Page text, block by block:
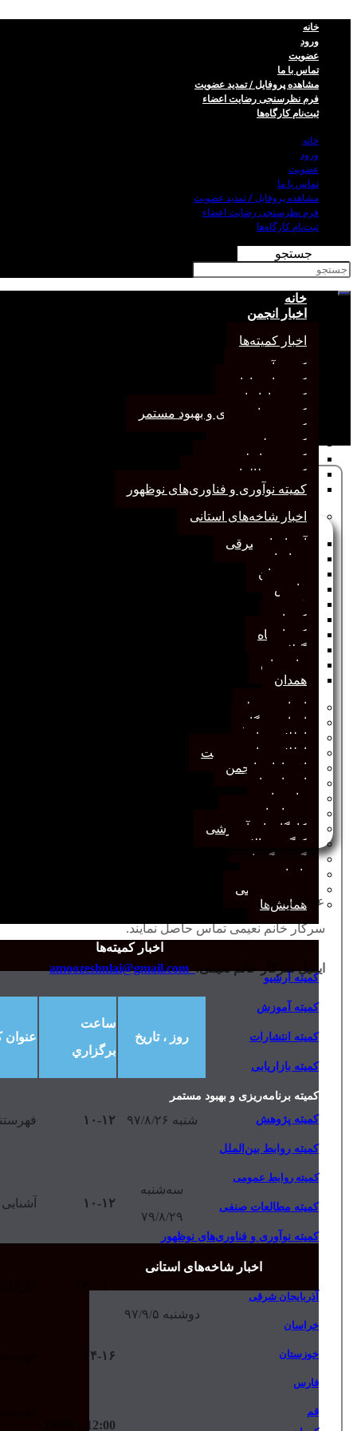
خانه
ورود
عضویت
تماس با ما
مشاهده پروفایل / تمدید عضویت
فرم نظر‌سنجی رضایت اعضاء
ثبت‌نام کارگاه‌ها
خانه
ورود
عضویت
تماس با ما
مشاهده پروفایل / تمدید عضویت
فرم نظر‌سنجی رضایت اعضاء
ثبت‌نام کارگاه‌ها
جستجو
خانه
اخبار انجمن
اخبار کمیته‌ها
کمیته آموزش
کمیته انتشارات
کمیته بازاریابی
کمیته برنامه‌ریزی و بهبود مستمر
کمیته پژوهش
کمیته علم سنجی
کمیته روابط‌عمومی
کمیته مطالعات صنفی
کمیته نوآوری و فناوری‌های نوظهور
اخبار شاخه‌های استانی
آذربایجان‌شرقی
خراسان
خوزستان
فارس
قم
کرمان
کرمانشاه
گیلان
مازندران
همدان
اخبار مرتبط
اخبار وب‌گاه
اطلاعیه‌ها
اطلاعیه‌های عضویت
افتخارات انجمن
انتصاب‌ها
بیانیه‌ها
رویدادهای مهم
کارگاه‌های آموزشی
کنگره سالانه
گفت‌وگوها
یادداشت
مجمع عمومی
همایش‌ها
اخبار کمیته‌ها
کمیته آرشیو
کمیته آموزش
کمیته انتشارات
کمیته بازاریابی
کمیته برنامه‌ریزی و بهبود مستمر
کمیته پژوهش
کمیته روابط بین‌الملل
کمیته روابط عمومی
کمیته مطالعات صنفی
کمیته نوآوری و فناوری‌های نوظهور
اخبار شاخه‌های استانی
آذربایجان شرقی
خراسان
خوزستان
فارس
قم
سرکار خانم نعیمی تماس حاصل نمایند.
ایمیل سرکار خانم نعیمی:‌amoozeshnlai@gmail.com
روز ، تاريخ
ساعت
برگزاري
عنوان
شنبه ۹۷/۸/۲۶ ۱۰-۱۲
سه‌شنبه
۷۹/۸/۲۹
۱۰-۱۲ آشنایی
دوشنبه ۹۷/۹/۵
۱۴-۱۶
12:00 – 10:00